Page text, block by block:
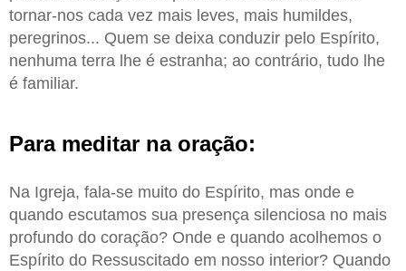
tornar-nos cada vez mais leves, mais humildes,
peregrinos... Quem se deixa conduzir pelo Espírito,
nenhuma terra lhe é estranha; ao contrário, tudo lhe
é familiar.
Para meditar na oração:
Na Igreja, fala-se muito do Espírito, mas onde e
quando escutamos sua presença silenciosa no mais
profundo do coração? Onde e quando acolhemos o
Espírito do Ressuscitado em nosso interior? Quando